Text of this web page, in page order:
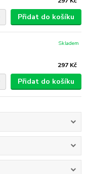
Přidat do košíku
297 Kč
Skladem
Přidat do košíku